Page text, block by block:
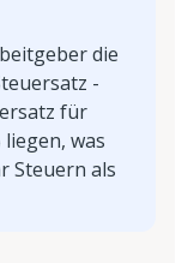
die
-
für
was
Steuern als